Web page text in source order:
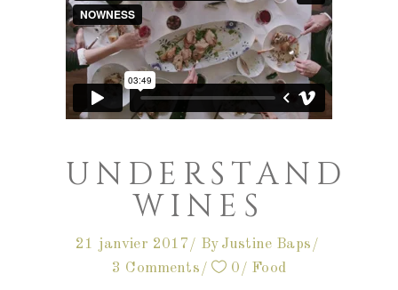
UNDERSTAND
WINES
21 janvier 2017 By Justine Baps
3 Comments
0 Food